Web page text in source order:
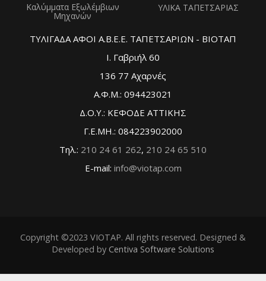
Καλύμματα Εξωλέμβιων
Μηχανών
ΥΛΙΚΑ ΤΑΠΕΤΣΑΡΙΑΣ
ΤΥΛΙΓΑΔΑ ΑΦΟΙ Α.Β.Ε.Ε. ΤΑΠΕΤΣΑΡΙΩΝ - ΒΙΟΤΑΠ
Ι. Γαβριήλ 60
136 77 Αχαρνές
Α.Φ.Μ.: 094423021
Δ.Ο.Υ.: ΚΕΦΟΔΕ ΑΤΤΙΚΗΣ
Γ.Ε.ΜΗ.: 084223902000
Τηλ.: 210 24 61 262, 210 24 65 510
E-mail: info@viotap.com
Copyright ©2023 VIOTAP. All rights reserved. Designed &
Developed by Centiva Software Solutions